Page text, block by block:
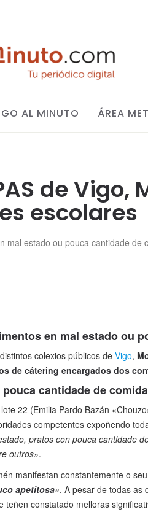
AL MINUTO ÁREA
de
escolares
mal estado ou pouca cantidade de
en mal estado ou
colexios públicos de Vigo,
de cátering encargados dos
cantidade de comida
22 (Emilia Pardo Bazán
competentes expoñendo
pratos con pouca cantidade
outros».
manifestan constantemente o
apetitosa«. A pesar de todas as
teñen constatado melloras